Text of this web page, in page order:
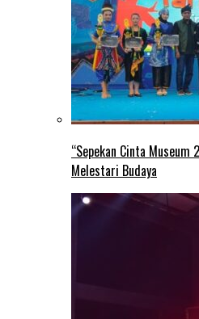
“Sepekan Cinta
Melestari Budaya